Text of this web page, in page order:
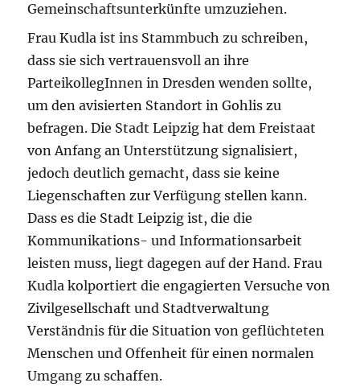
Gemeinschaftsunterkünfte umzuziehen.
Frau Kudla ist ins Stammbuch zu schreiben,
dass sie sich vertrauensvoll an ihre
ParteikollegInnen in Dresden wenden sollte,
um den avisierten Standort in Gohlis zu
befragen. Die Stadt Leipzig hat dem Freistaat
von Anfang an Unterstützung signalisiert,
jedoch deutlich gemacht, dass sie keine
Liegenschaften zur Verfügung stellen kann.
Dass es die Stadt Leipzig ist, die die
Kommunikations- und Informationsarbeit
leisten muss, liegt dagegen auf der Hand. Frau
Kudla kolportiert die engagierten Versuche von
Zivilgesellschaft und Stadtverwaltung
Verständnis für die Situation von geflüchteten
Menschen und Offenheit für einen normalen
Umgang zu schaffen.